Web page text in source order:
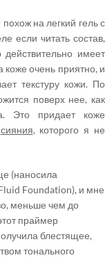
на легкий гель с
если читать состав,
имеет
очень приятно, и
текстуру кожи. По
поверх нее, как
Это придает коже
сияния, которого я не
(наносила
Foundation), и мне
меньше чем до
праймер
блестящее,
тонального